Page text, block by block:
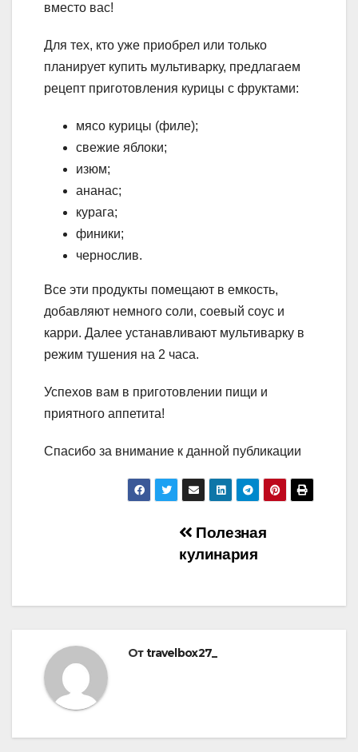
вместо вас!
Для тех, кто уже приобрел или только
планирует купить мультиварку, предлагаем
рецепт приготовления курицы с фруктами:
мясо курицы (филе);
свежие яблоки;
изюм;
ананас;
курага;
финики;
чернослив.
Все эти продукты помещают в емкость,
добавляют немного соли, соевый соус и
карри. Далее устанавливают мультиварку в
режим тушения на 2 часа.
Успехов вам в приготовлении пищи и
приятного аппетита!
Спасибо за внимание к данной публикации
Навигация
записям
Полезная
кулинария
Отtravelbox27_